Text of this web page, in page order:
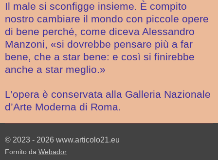
Il male si sconfigge insieme. È compito
nostro cambiare il mondo con piccole opere
di bene perché, come diceva Alessandro
Manzoni, «si dovrebbe pensare più a far
bene, che a star bene: e così si finirebbe
anche a star meglio.»
L'opera è conservata alla Galleria Nazionale
d’Arte Moderna di Roma.
© 2023 - 2026 www.articolo21.eu
Fornito da Webador